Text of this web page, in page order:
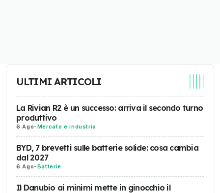
ULTIMI ARTICOLI
La Rivian R2 è un successo: arriva il secondo turno
produttivo
6 Ago-Mercato e industria
BYD, 7 brevetti sulle batterie solide: cosa cambia
dal 2027
6 Ago-Batterie
Il Danubio ai minimi mette in ginocchio il